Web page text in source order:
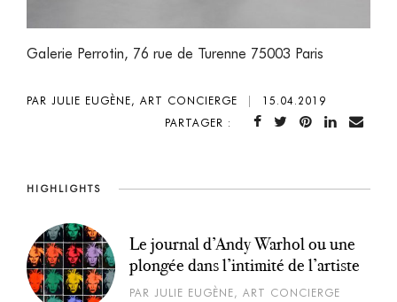
Galerie Perrotin, 76 rue de Turenne 75003 Paris
PAR JULIE EUGÈNE, ART CONCIERGE
15.04.2019
PARTAGER :
HIGHLIGHTS
Le journal d’Andy Warhol ou une
plongée dans l’intimité de l’artiste
PAR JULIE EUGÈNE, ART CONCIERGE